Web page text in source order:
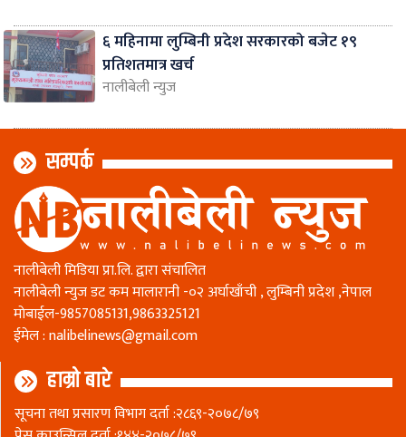
६ महिनामा लुम्बिनी प्रदेश सरकारको बजेट १९
प्रतिशतमात्र खर्च
नालीबेली न्युज
सम्पर्क
नालीबेली मिडिया प्रा.लि. द्वारा संचालित
नालीबेली न्युज डट कम मालारानी -०२ अर्घाखाँची , लुम्बिनी प्रदेश ,नेपाल
माेबाईल-9857085131,9863325121
ईमेल :nalibelinews@gmail.com
हाम्रो बारे
सूचना तथा प्रसारण विभाग दर्ता :२८६९-२०७८/७९